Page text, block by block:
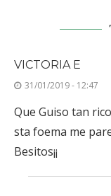
VICTORIA E
31/01/2019 - 12:47
Que Guiso tan
sta foema me
Besitos¡¡